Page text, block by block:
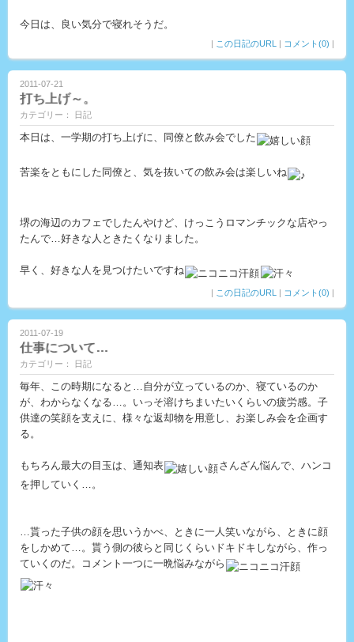
今日は、良い気分で寝れそうだ。
| この日記のURL | コメント(0) |
2011-07-21
打ち上げ～。
カテゴリー： 日記
本日は、一学期の打ち上げに、同僚と飲み会でした
苦楽をともにした同僚と、気を抜いての飲み会は楽しいね
堺の海辺のカフェでしたんやけど、けっこうロマンチックな店やっ
たんで…好きな人ときたくなりました。
早く、好きな人を見つけたいですね
| この日記のURL | コメント(0) |
2011-07-19
仕事について…
カテゴリー： 日記
毎年、この時期になると…自分が立っているのか、寝ているのか
が、わからなくなる…。いっそ溶けちまいたいくらいの疲労感。子
供達の笑顔を支えに、様々な返却物を用意し、お楽しみ会を企画す
る。
もちろん最大の目玉は、通知表
さんざん悩んで、ハンコ
を押していく…。
…貰った子供の顔を思いうかべ、ときに一人笑いながら、ときに顔
をしかめて…。貰う側の彼らと同じくらいドキドキしながら、作っ
ていくのだ。コメント一つに一晩悩みながら